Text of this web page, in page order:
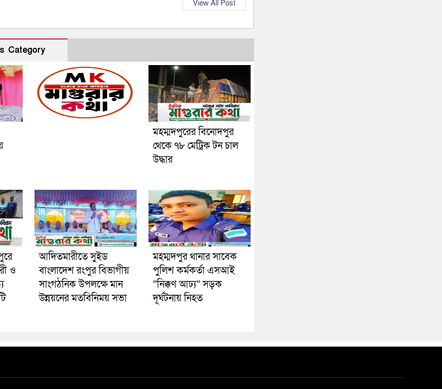
View All Post
Category
মহম্মদপুরের বিনোদপুর
থেকে ৭৮ মেট্রিক টন চাল
উদ্ধার
ও
আদিতমারীতে সুইড
বাংলাদেশ রংপুর বিভাগীয়
সাংগঠনিক উপলক্ষে মান
উন্নয়নের মতবিনিময় সভা
মহম্মদপুর থানার সাবেক
পুলিশ কর্মকর্তা এসআই
“নিক্কণ আঢ্য” সড়ক
দূর্ঘটনায় নিহত